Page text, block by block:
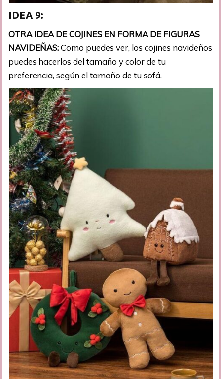
IDEA 9:
OTRA IDEA DE COJINES EN FORMA DE FIGURAS
NAVIDEÑAS:Como puedes ver, los cojines navideños
puedes hacerlos del tamaño y color de tu
preferencia, según el tamaño de tu sofá.